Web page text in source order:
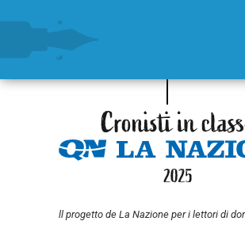
ll progetto de La Nazione per i lettori di